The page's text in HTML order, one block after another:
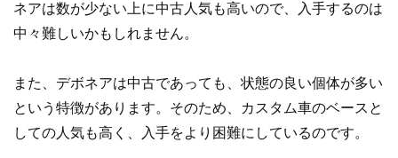
ネアは数が少ない上に中古人気も高いので、入手するのは
中々難しいかもしれません。
また、デボネアは中古であっても、状態の良い個体が多い
という特徴があります。そのため、カスタム車のベースと
しての人気も高く、入手をより困難にしているのです。